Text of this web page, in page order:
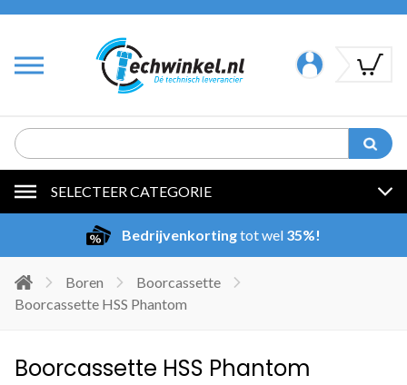
SELECTEER CATEGORIE
Bedrijvenkortingtot wel 35%!
Boren
Boorcassette
Boorcassette HSS Phantom
Boorcassette HSS Phantom